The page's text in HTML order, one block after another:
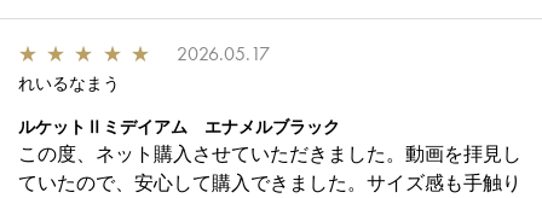
★ ★ ★ ★ ★ 2026.05.17
れいるなまう
ルケットⅡミデイアム エナメルブラック
この度、ネット購入させていただきました。動画を拝見し
ていたので、安心して購入できました。サイズ感も手触り